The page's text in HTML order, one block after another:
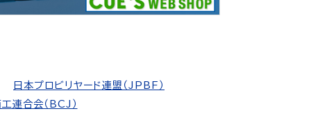
日本プロビリヤード連盟（JPBF）
連合会（BCJ）